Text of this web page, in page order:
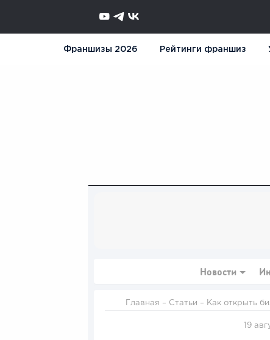
Франшизы 2026 Рейтинги франшиз
Новости
Главная – Статьи – Как открыть
19